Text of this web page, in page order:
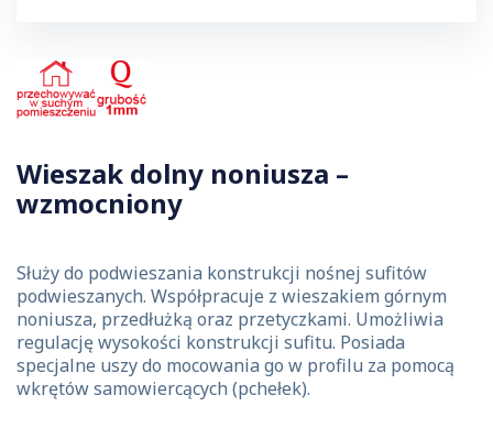
Wieszak dolny noniusza –
wzmocniony
Służy do podwieszania konstrukcji nośnej sufitów
podwieszanych. Współpracuje z wieszakiem górnym
noniusza, przedłużką oraz przetyczkami. Umożliwia
regulację wysokości konstrukcji sufitu. Posiada
specjalne uszy do mocowania go w profilu za pomocą
wkrętów samowiercących (pchełek).